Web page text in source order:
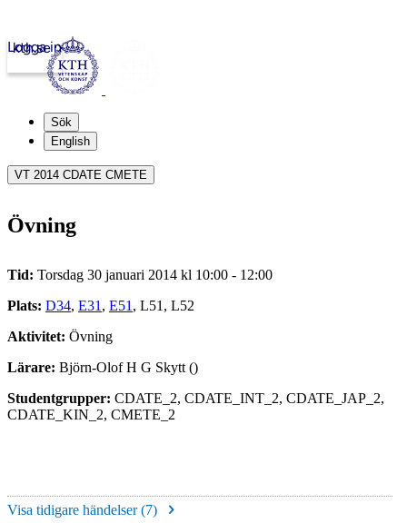
kth.se
Logga in
Sök
English
VT 2014 CDATE CMETE
Övning
Tid: Torsdag 30 januari 2014 kl 10:00 - 12:00
Plats: D34, E31 , E51 , L51, L52
Aktivitet: Övning
Lärare: Björn-Olof H G Skytt ()
Studentgrupper: CDATE_2, CDATE_INT_2, CDATE_JAP_2,
CDATE_KIN_2, CMETE_2
Visa tidigare händelser (7)